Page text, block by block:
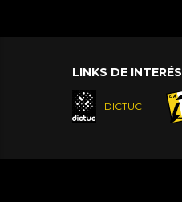
LINKS DE INTERÉS
DICTUC